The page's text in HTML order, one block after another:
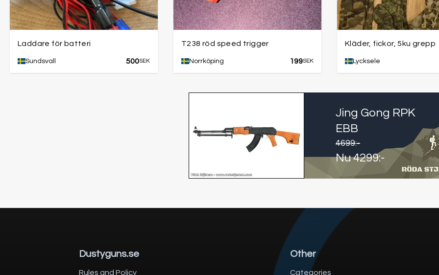
Laddare för batteri
Sundsvall 500SEK
T238 röd speed trigger
Norrköping 199SEK
Kläder, fickor, 5ku grepp
Lycksele
Jing Gong RPK
EBB
4699:-
Nu4299:-
Dustyguns.se
Rules and Policy
Other
Categories